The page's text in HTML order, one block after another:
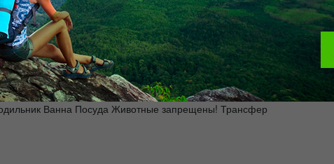
с выходом на междугородние и международные линии;
однокомнатный номер с одной широкой кроватью,
Кабельное TV (стандартный пакет) Тапочки Кондиционер Фен
Ванна Посуда Животные запрещены! Трансфер